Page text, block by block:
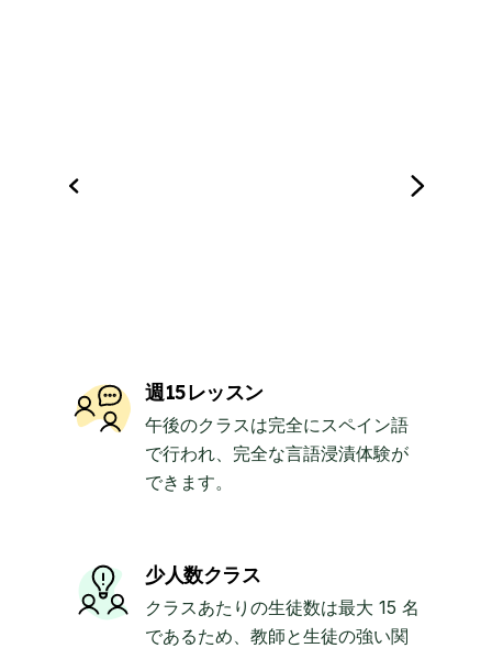
週15レッスン
午後のクラスは完全にスペイン語
で行われ、完全な言語浸漬体験が
できます。
少人数クラス
クラスあたりの生徒数は最大 15 名
であるため、教師と生徒の強い関